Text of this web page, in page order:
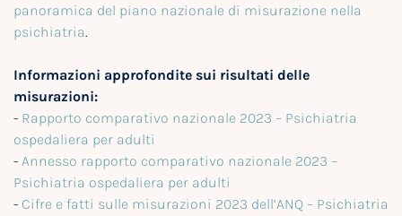
panoramica del piano nazionale di misurazione nella
psichiatria.
Informazioni approfondite sui risultati delle
misurazioni:
- Rapporto comparativo nazionale 2023 – Psichiatria
ospedaliera per adulti
- Annesso rapporto comparativo nazionale 2023 –
Psichiatria ospedaliera per adulti
- Cifre e fatti sulle misurazioni 2023 dell’ANQ – Psichiatria